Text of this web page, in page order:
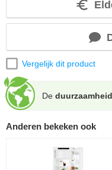
Vergelijk dit product
De
Anderen bekeken ook